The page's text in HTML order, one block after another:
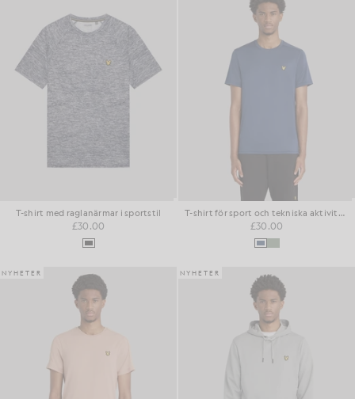
T-shirt med raglanärmar i sportstil
£30.00
T-shirt för sport och tekniska aktiviteter
£30.00
NYHETER NYHETER